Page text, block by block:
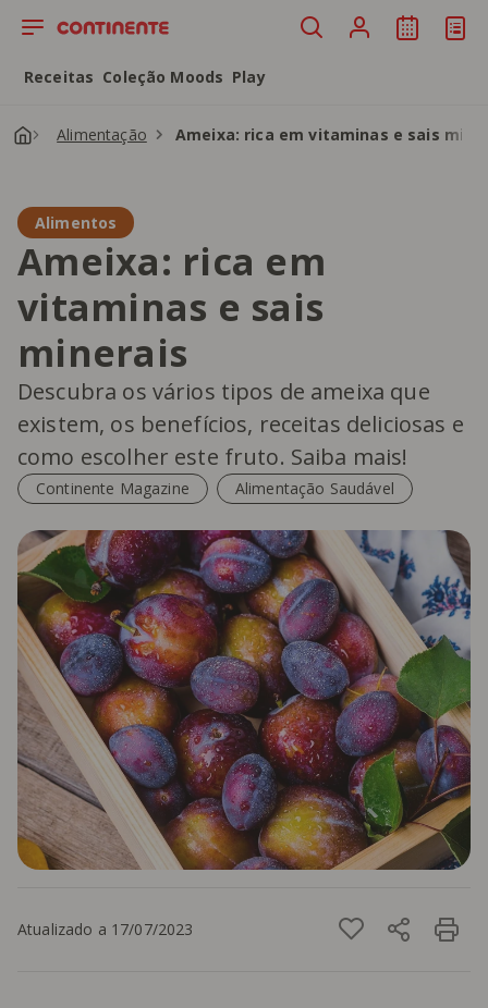
Saltar para o conteúdo principal
Receitas Coleção Moods Play
Alimentação Ameixa: rica em vitaminas e sais
Alimentos
Ameixa: rica em
vitaminas e sais
minerais
Descubra os vários tipos de ameixa que
existem, os benefícios, receitas deliciosas e
como escolher este fruto. Saiba mais!
Continente Magazine Alimentação Saudável
Atualizado a 17/07/2023